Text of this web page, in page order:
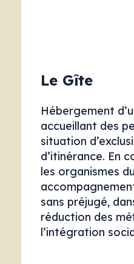
Le Gîte
Hébergement
accueillant des
situation
d’itinérance. En
les organismes
sans préjugé,
réduction des
l’intégration